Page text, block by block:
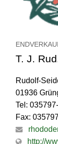
T. J.
Rudolf-
01936
Tel:
Fax:
http://